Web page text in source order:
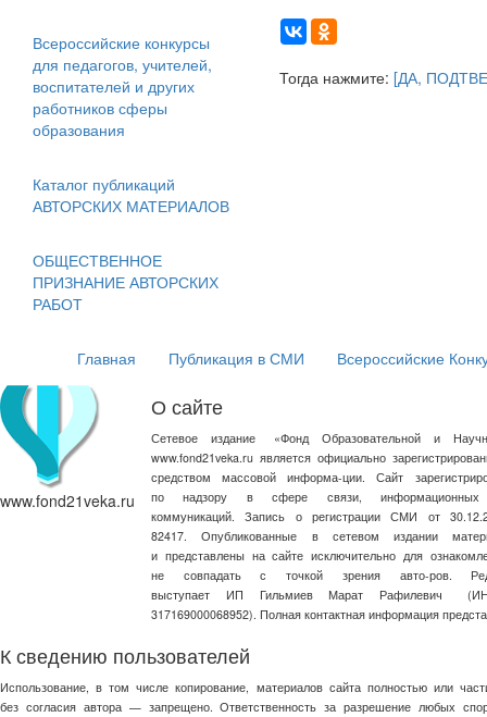
Всероссийские конкурсы
для педагогов, учителей,
воспитателей и других
работников сферы
образования
Каталог публикаций
АВТОРСКИХ МАТЕРИАЛОВ
ОБЩЕСТВЕННОЕ
ПРИЗНАНИЕ АВТОРСКИХ
РАБОТ
Тогда нажмите: [ДА,
Главная Публикация в СМИ Всероссийские
www.fond21veka.ru
О сайте
Сетевое издание «Фонд Образовательной и
www.fond21veka.ru является официально
средством массовой информа-ции. Сайт
по надзору в сфере связи, информационных
коммуникаций. Запись о регистрации СМИ от
82417. Опубликованные в сетевом издании
и представлены на сайте исключительно для
не совпадать с точкой зрения авто-ров.
выступает ИП Гильмиев Марат Рафилевич
317169000068952). Полная контактная информация
К сведению пользователей
Использование, в том числе копирование, материалов сайта полностью или
без согласия автора — запрещено. Ответственность за разрешение любых